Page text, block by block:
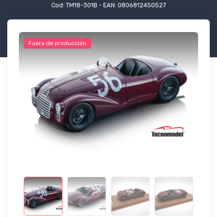
Cod: TM18-301B - EAN: 0806812450527
Fuera de producción